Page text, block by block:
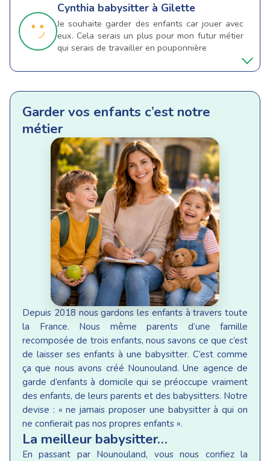
Cynthia babysitter à Gilette
Je souhaite garder des enfants car jouer avec
eux. Cela serais un plus pour mon futur métier
qui serais de travailler en pouponnière
Garder vos enfants c’est notre
métier
Depuis 2018 nous gardons les enfants à travers toute
la France. Nous même parents d’une famille
recomposée de trois enfants, nous savons ce que c’est
de laisser ses enfants à une babysitter. C’est comme
ça que nous avons créé Nounouland. Une agence de
garde d’enfants à domicile qui se préoccupe vraiment
des enfants, de leurs parents et des babysitters. Notre
devise : « ne jamais proposer une babysitter à qui on
ne confierait pas nos propres enfants ».
La meilleur babysitter…
En passant par Nounouland, vous nous confiez la